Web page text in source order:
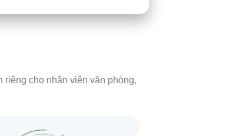
riêng cho nhân viên văn phòng,